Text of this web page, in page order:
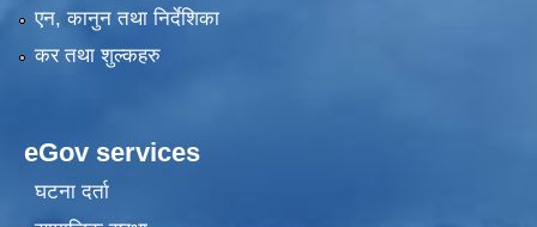
एन, कानुन तथा निर्देशिका
कर तथा शुल्कहरु
eGov services
घटना दर्ता